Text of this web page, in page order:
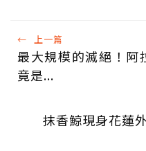
← 上一篇
最大規模的滅絕！阿
竟是...
抹香鯨現身花蓮